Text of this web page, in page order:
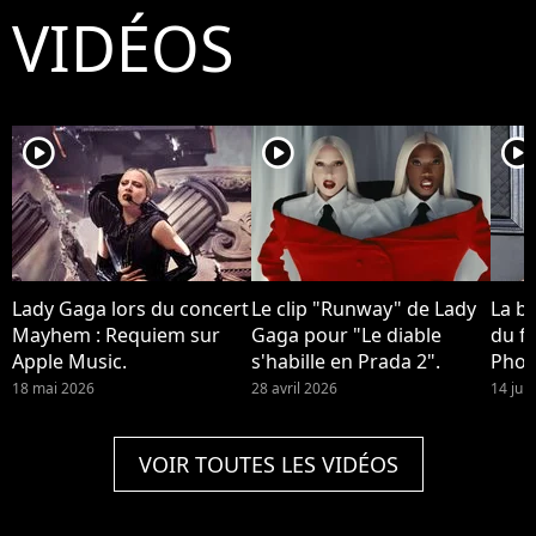
VIDÉOS
player2
Lady Gaga lors du concert
Mayhem : Requiem sur
Apple Music.
18 mai 2026
player2
Le clip "Runway" de Lady
Gaga pour "Le diable
s'habille en Prada 2".
28 avril 2026
player2
La
du
14
VOIR TOUTES LES VIDÉOS